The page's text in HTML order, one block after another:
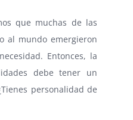
que muchas de las
al mundo emergieron
Entonces, la
debe tener un
personalidad de